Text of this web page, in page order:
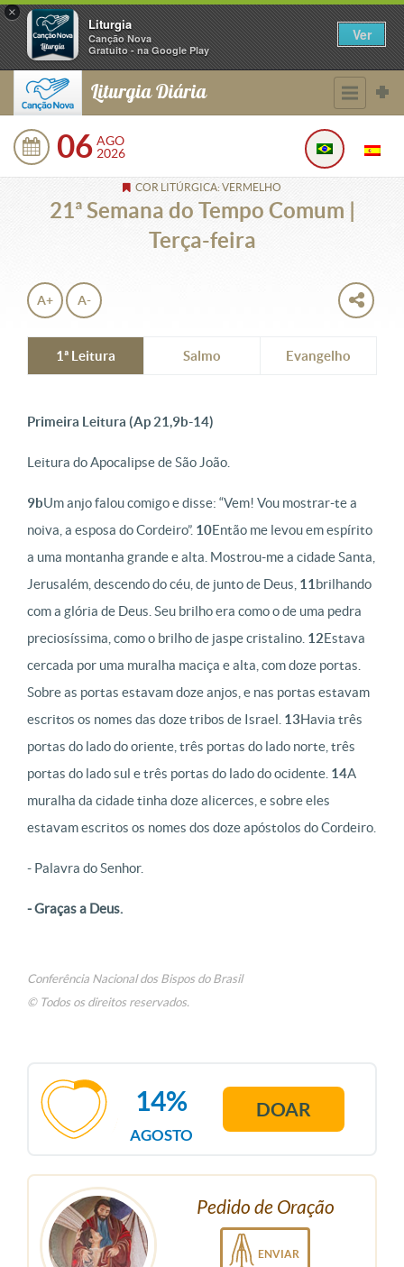
×
Liturgia
Canção Nova
Gratuito - na Google Play
Ver
Liturgia Diária
06 AGO
2026
COR LITÚRGICA: VERMELHO
21ª Semana do Tempo Comum |
Terça-feira
A+ A-
1ª Leitura Salmo Evangelho
Primeira Leitura (Ap 21,9b-14)
Leitura do Apocalipse de São João.
9bUm anjo falou comigo e disse: “Vem! Vou mostrar-te a
noiva, a esposa do Cordeiro”. 10Então me levou em espírito
a uma montanha grande e alta. Mostrou-me a cidade Santa,
Jerusalém, descendo do céu, de junto de Deus, 11 brilhando
com a glória de Deus. Seu brilho era como o de uma pedra
preciosíssima, como o brilho de jaspe cristalino. 12Estava
cercada por uma muralha maciça e alta, com doze portas.
Sobre as portas estavam doze anjos, e nas portas estavam
escritos os nomes das doze tribos de Israel. 13Havia três
portas do lado do oriente, três portas do lado norte, três
portas do lado sul e três portas do lado do ocidente. 14A
muralha da cidade tinha doze alicerces, e sobre eles
estavam escritos os nomes dos doze apóstolos do Cordeiro.
- Palavra do Senhor.
- Graças a Deus.
Conferência Nacional dos Bispos do Brasil
© Todos os direitos reservados.
AGOSTO
14% DOAR
Pedido de Oração
ENVIAR